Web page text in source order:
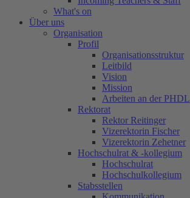
What's on
Über uns
Organisation
Profil
Organisationsstruktur
Leitbild
Vision
Mission
Arbeiten an der PHDL
Rektorat
Rektor Reitinger
Vizerektorin Fischer
Vizerektorin Zehetner
Hochschulrat & -kollegium
Hochschulrat
Hochschulkollegium
Stabsstellen